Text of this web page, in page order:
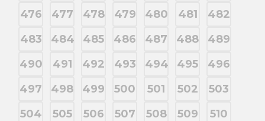
476 477 478 479 480 481
482
483
484 485 486 487 488
489
490
491 492 493 494 495
496
497
498 499 500 501 502
503
504
505 506 507 508 509
510